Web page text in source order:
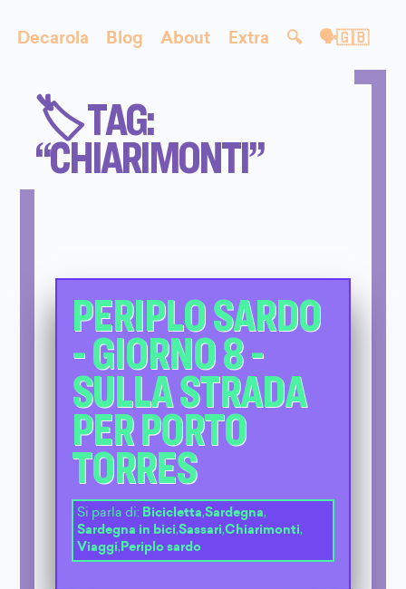
Decarola Blog About Extra 🔍 🗣🇬🇧
🏷️ TAG:
“CHIARIMONTI”
PERIPLO SARDO
- GIORNO 8 -
SULLA STRADA
PER PORTO
TORRES
Si parla di: Bicicletta,Sardegna,
Sardegna in bici,Sassari,Chiarimonti,
Viaggi,Periplo sardo